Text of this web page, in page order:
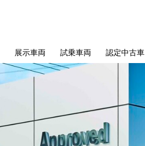
展示車両 試乗車両 認定中古車